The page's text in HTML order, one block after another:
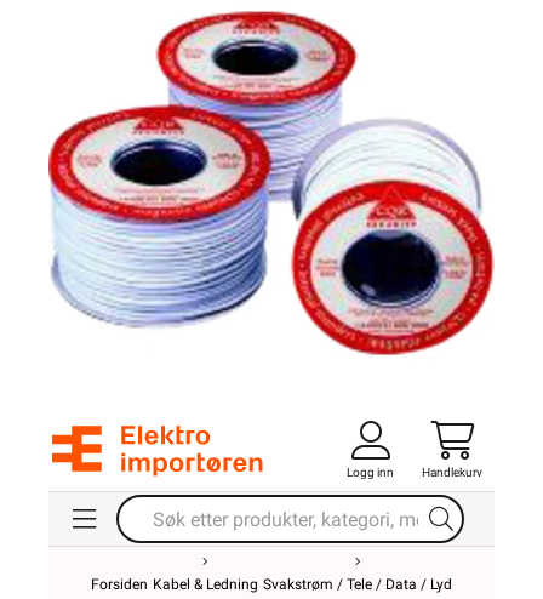
Logg inn Handlekurv
Forsiden Kabel & Ledning Svakstrøm / Tele / Data / Lyd